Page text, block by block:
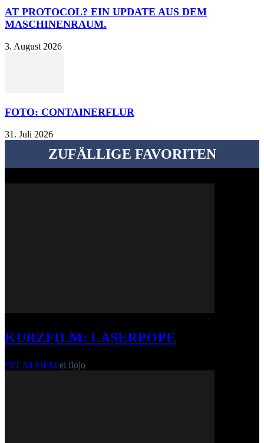
AT PROTOCOL? EIN UPDATE AUS DEM
MASCHINENRAUM.
3. August 2026
FOTO: CONTAINERFLUR
31. Juli 2026
ZUFÄLLIGE FAVORITEN
KURZFILM: LASERPOPE
*REALFILM el flojo